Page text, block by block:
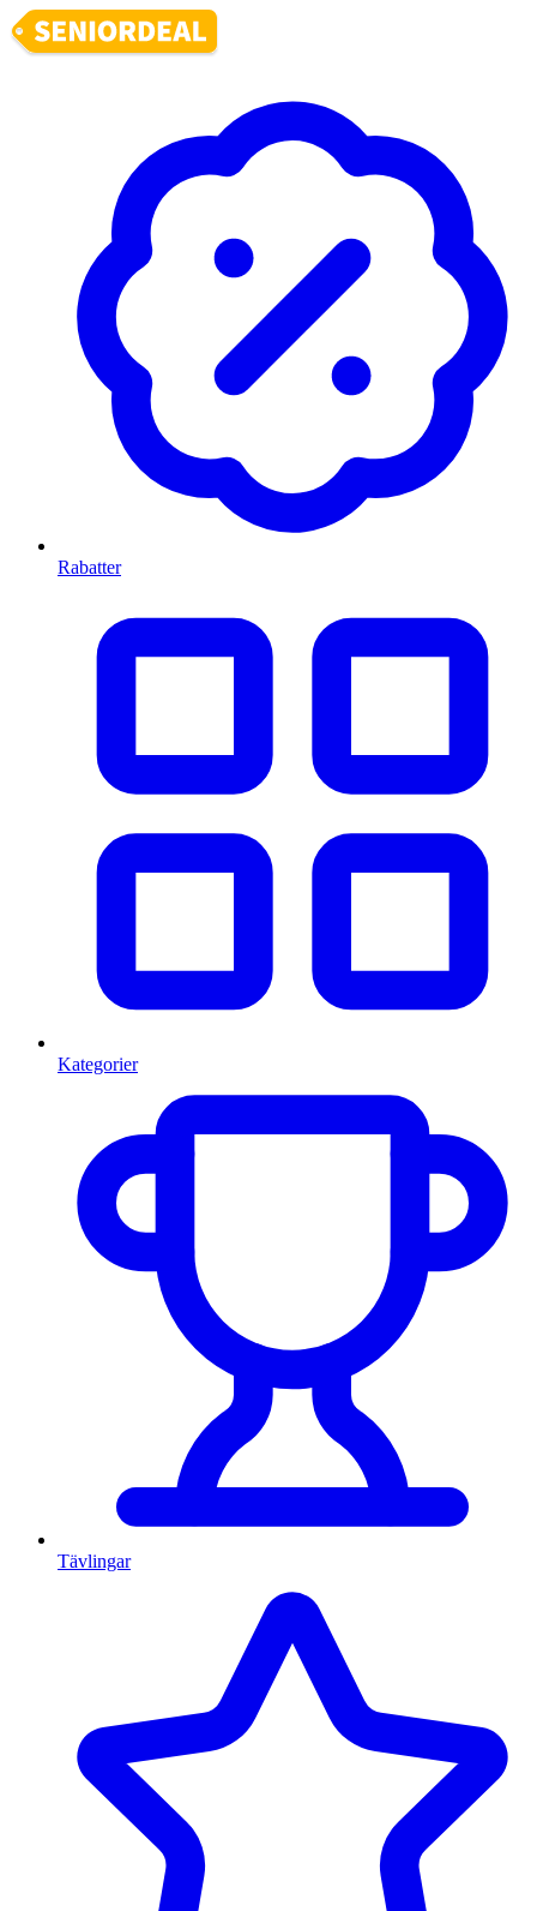
Rabatter
Kategorier
Tävlingar